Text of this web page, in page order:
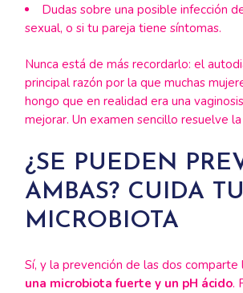
Dudas sobre una posible infección
sexual, o si tu pareja tiene síntomas.
Nunca está de más recordarlo: el
principal razón por la que muchas
hongo que en realidad era una
mejorar. Un examen sencillo resuelve
¿SE PUEDEN
AMBAS? CUIDA TU
MICROBIOTA
Sí, y la prevención de las dos comparte
una microbiota fuerte y un pH ácido.